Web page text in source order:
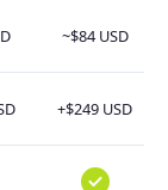
~$84 USD
+$249 USD